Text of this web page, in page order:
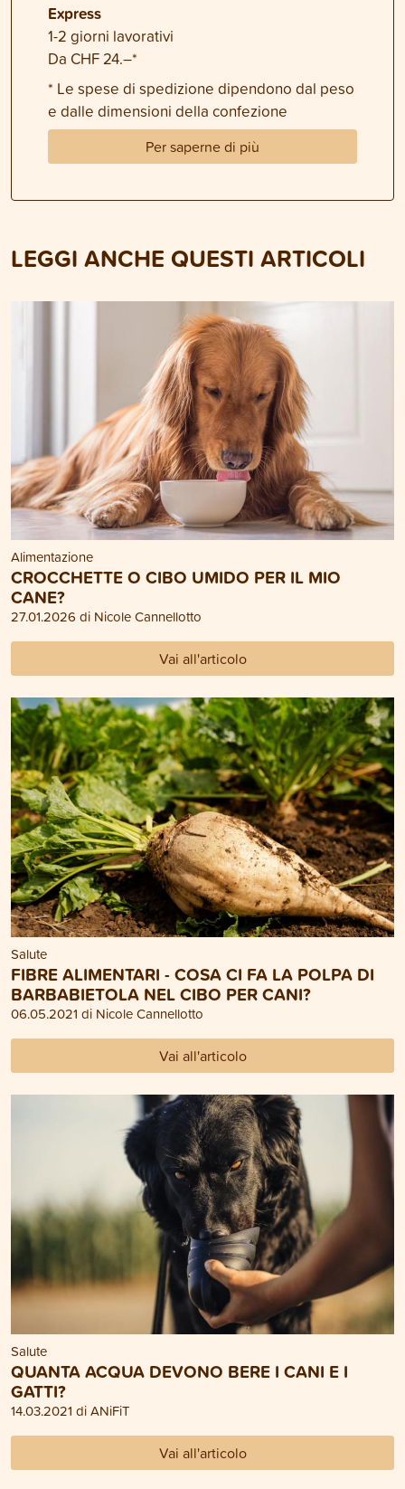
Express
1-2 giorni lavorativi
Da CHF 24.–*
* Le spese di spedizione dipendono dal peso
e dalle dimensioni della confezione
Per saperne di più
LEGGI ANCHE QUESTI ARTICOLI
Alimentazione
CROCCHETTE O CIBO UMIDO PER IL MIO
CANE?
27.01.2026 di Nicole Cannellotto
Vai all'articolo
Salute
FIBRE ALIMENTARI - COSA CI FA LA POLPA DI
BARBABIETOLA NEL CIBO PER CANI?
06.05.2021 di Nicole Cannellotto
Vai all'articolo
Salute
QUANTA ACQUA DEVONO BERE I CANI E I
GATTI?
14.03.2021 di ANiFiT
Vai all'articolo